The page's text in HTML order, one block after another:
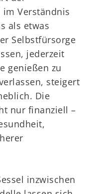
im Verständnis
als etwas
Selbstfürsorge
jederzeit
genießen zu
steigert
Die
nur finanziell –
inzwischen